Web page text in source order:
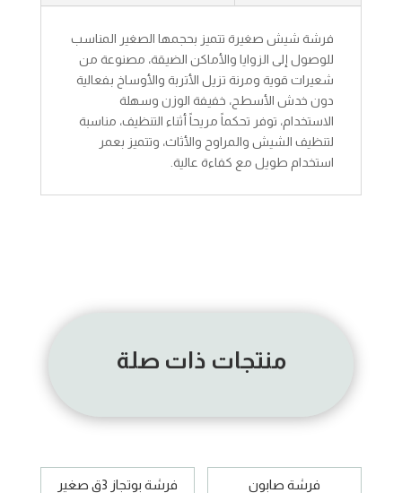
فرشة شيش صغيرة تتميز بحجمها الصغير المناسب
للوصول إلى الزوايا والأماكن الضيقة، مصنوعة من
شعيرات قوية ومرنة تزيل الأتربة والأوساخ بفعالية
دون خدش الأسطح، خفيفة الوزن وسهلة
الاستخدام، توفر تحكماً مريحاً أثناء التنظيف، مناسبة
لتنظيف الشيش والمراوح والأثاث، وتتميز بعمر
استخدام طويل مع كفاءة عالية.
منتجات ذات صلة
فرشة صابون فرشة بوتجاز 3ق صغير